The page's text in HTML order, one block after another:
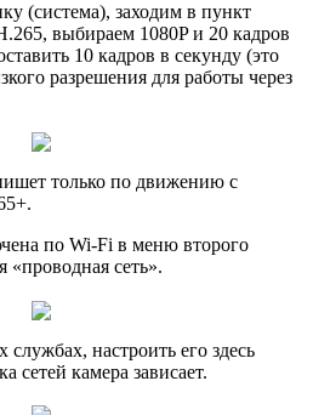
(система), заходим в пункт
выбираем 1080P и 20 кадров
10 кадров в секунду (это
разрешения для работы через
только по движению с
по Wi-Fi в меню второго
«проводная сеть».
службах, настроить его здесь
сетей камера зависает.